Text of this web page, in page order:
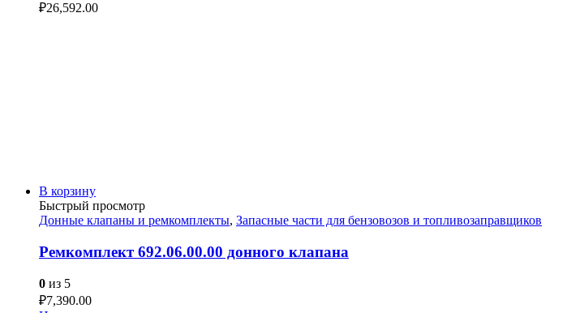
₽26,592.00
В корзину
Быстрый просмотр
Донные клапаны и ремкомплекты, Запасные части для бензовозов и топливозаправщиков
Ремкомплект 692.06.00.00 донного клапана
0 из 5
₽7,390.00